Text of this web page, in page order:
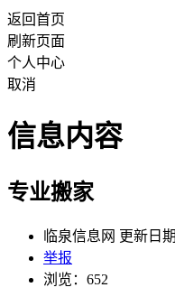
返回首页
刷新页面
个人中心
取消
信息内容
专业搬家
临泉信息网 更新日
举报
浏览：652